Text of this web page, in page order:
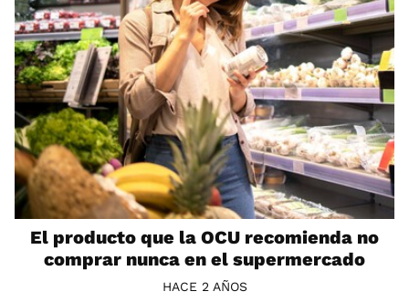
El producto que la OCU recomienda no
comprar nunca en el supermercado
HACE 2 AÑOS